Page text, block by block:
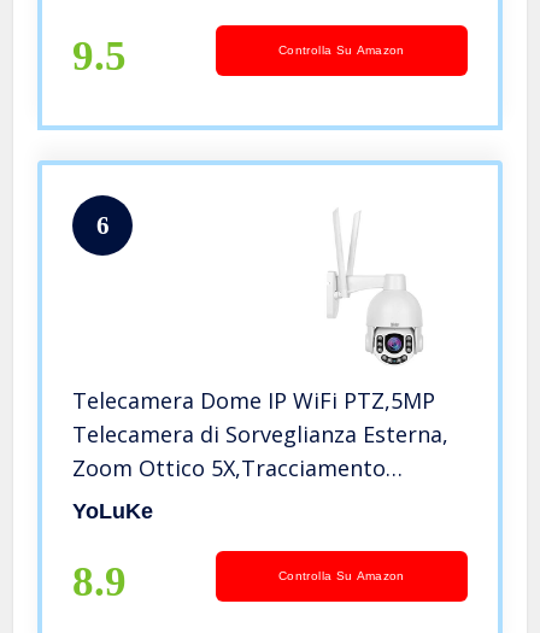
suono 3,5 mm
9.5 Controlla Su Amazon
6
Telecamera Dome IP WiFi PTZ,5MP
Telecamera di Sorveglianza Esterna,
Zoom Ottico 5X,Tracciamento
Automatico,IP66 Metallo,
Umanoide,Audio Bidirezionale e Slot
per Schede SD
YoLuKe
8.9 Controlla Su Amazon